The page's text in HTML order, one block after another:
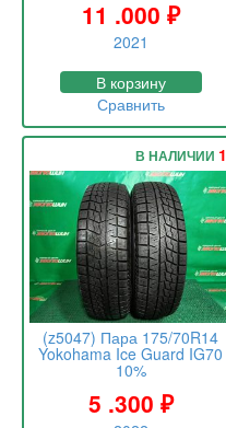
11 .000 ₽
2021
В корзину
Сравнить
(z5047) Пара 175/70R14
Yokohama Ice Guard IG70
10%
5 .300 ₽
В НАЛИЧИИ 1